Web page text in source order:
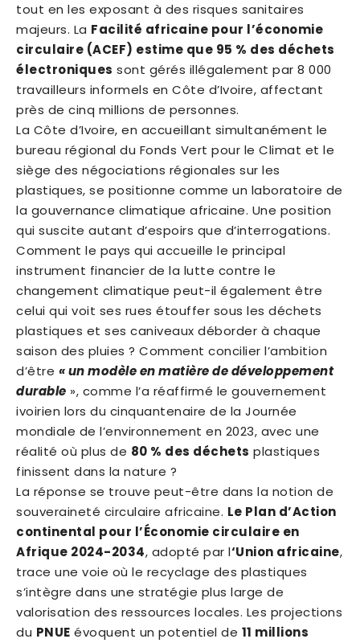
tout en les exposant à des risques sanitaires
majeurs. La Facilité africaine pour l’économie
circulaire (ACEF) estime que 95 % des déchets
électroniques sont gérés illégalement par 8 000
travailleurs informels en Côte d’Ivoire, affectant
près de cinq millions de personnes.
La Côte d’Ivoire, en accueillant simultanément le
bureau régional du Fonds Vert pour le Climat et le
siège des négociations régionales sur les
plastiques, se positionne comme un laboratoire de
la gouvernance climatique africaine. Une position
qui suscite autant d’espoirs que d’interrogations.
Comment le pays qui accueille le principal
instrument financier de la lutte contre le
changement climatique peut-il également être
celui qui voit ses rues étouffer sous les déchets
plastiques et ses caniveaux déborder à chaque
saison des pluies ? Comment concilier l’ambition
d’être « un modèle en matière de développement
durable », comme l’a réaffirmé le gouvernement
ivoirien lors du cinquantenaire de la Journée
mondiale de l’environnement en 2023, avec une
réalité où plus de 80 % des déchets plastiques
finissent dans la nature ?
La réponse se trouve peut-être dans la notion de
souveraineté circulaire africaine. Le Plan d’Action
continental pour l’Économie circulaire en
Afrique 2024-2034, adopté par l‘Union africaine,
trace une voie où le recyclage des plastiques
s’intègre dans une stratégie plus large de
valorisation des ressources locales. Les projections
du PNUE évoquent un potentiel de 11 millions